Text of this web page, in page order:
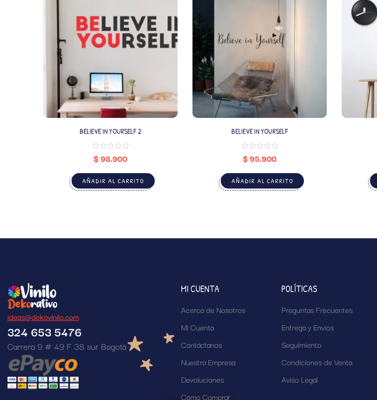
BELIEVE IN YOURSELF 2
$98.900
AÑADIR AL CARRITO
BELIEVE IN YOURSELF
$95.900
AÑADIR AL CARRITO
ideas@dekovinilo.com
324 653 5476
Carrera 9 # 49 F 38 sur Bogotá
MI CUENTA
Acerca de Nosotros
Mi Cuenta
Contáctanos
Nuestra Empresa
Devoluciones
Cómo Comprar
POLÍTICAS
Preguntas Frecuentes
Entrega y Envíos
Seguimiento
Condiciones de Venta
Aviso Legal